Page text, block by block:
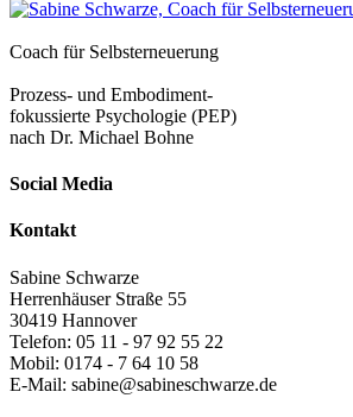
Coach für Selbsterneuerung
Prozess- und Embodiment-
fokussierte Psychologie (PEP)
nach Dr. Michael Bohne
Social Media
Kontakt
Sabine Schwarze
Herrenhäuser Straße 55
30419 Hannover
Telefon: 05 11 - 97 92 55 22
Mobil: 0174 - 7 64 10 58
E-Mail: sabine@sabineschwarze.de